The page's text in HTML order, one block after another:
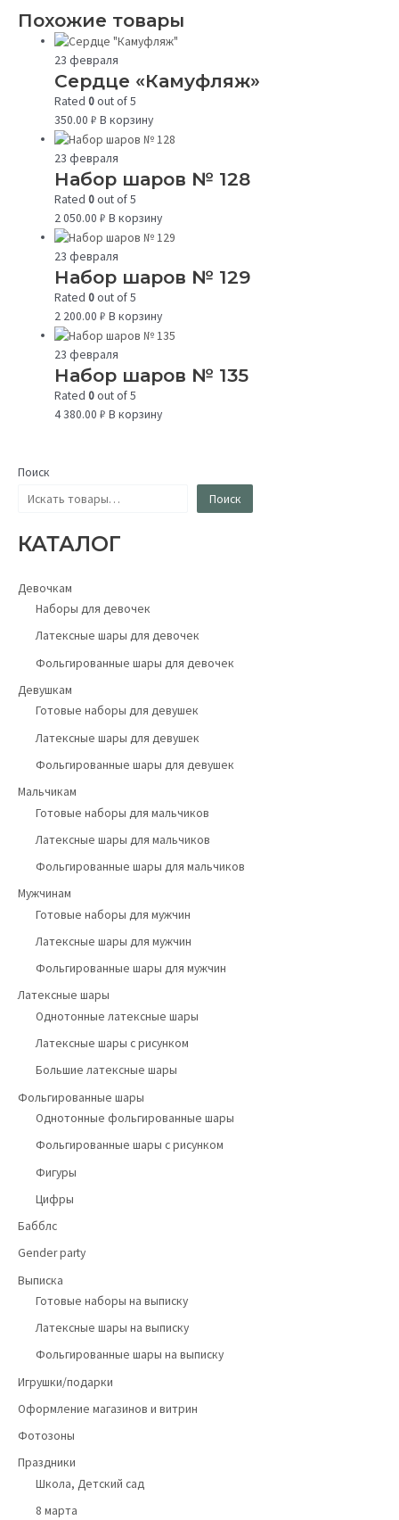
Поиск
Поиск
КАТАЛОГ
Девочкам
Наборы для девочек
Латексные шары для девочек
Фольгированные шары для девочек
Девушкам
Готовые наборы для девушек
Латексные шары для девушек
Фольгированные шары для девушек
Мальчикам
Готовые наборы для мальчиков
Латексные шары для мальчиков
Фольгированные шары для мальчиков
Мужчинам
Готовые наборы для мужчин
Латексные шары для мужчин
Фольгированные шары для мужчин
Латексные шары
Однотонные латексные шары
Латексные шары с рисунком
Большие латексные шары
Фольгированные шары
Однотонные фольгированные шары
Фольгированные шары с рисунком
Фигуры
Цифры
Бабблс
Gender party
Выписка
Готовые наборы на выписку
Латексные шары на выписку
Фольгированные шары на выписку
Игрушки/подарки
Оформление магазинов и витрин
Фотозоны
Праздники
Школа, Детский сад
8 марта
Похожие товары
23 февраля
Сердце «Камуфляж»
Rated0out of 5
350.00₽ В корзину
23 февраля
Набор шаров № 128
Rated0out of 5
2 050.00₽ В корзину
23 февраля
Набор шаров № 129
Rated0out of 5
2 200.00₽ В корзину
23 февраля
Набор шаров № 135
Rated0out of 5
4 380.00₽ В корзину